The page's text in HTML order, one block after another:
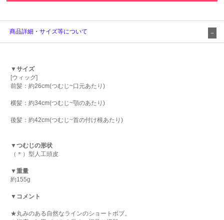
商品詳細・サイズ等について
▼サイズ
[ウィッグ]
前髪：約26cm(つむじ~口元あたり)
横髪：約34cm(つむじ~顎のあたり)
後髪：約42cm(つむじ~首の付け根あたり)
▼つむじの形状
（＊）型人工頭皮
▼重量
約155g
▼コメント
★丸みのある自然なラインのショートボブ。